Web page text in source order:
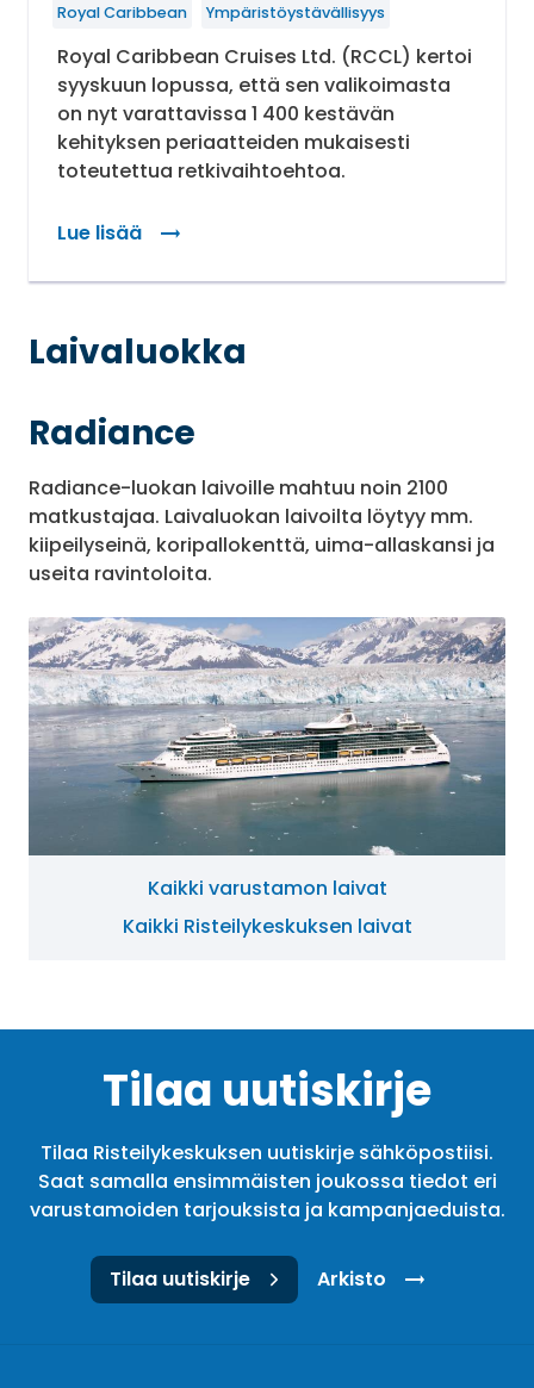
Royal Caribbean Ympäristöystävällisyys
Royal Caribbean Cruises Ltd. (RCCL) kertoi
syyskuun lopussa, että sen valikoimasta
on nyt varattavissa 1 400 kestävän
kehityksen periaatteiden mukaisesti
toteutettua retkivaihtoehtoa.
Lue lisää
: Royal Caribbean sitoutunut kestävään
Laivaluokka
Radiance
Radiance-luokan laivoille mahtuu noin 2100
matkustajaa. Laivaluokan laivoilta löytyy mm.
kiipeilyseinä, koripallokenttä, uima-allaskansi ja
useita ravintoloita.
Kaikki varustamon laivat
Kaikki Risteilykeskuksen laivat
Tilaa uutiskirje
Tilaa Risteilykeskuksen uutiskirje sähköpostiisi.
Saat samalla ensimmäisten joukossa tiedot eri
varustamoiden tarjouksista ja kampanjaeduista.
Tilaa uutiskirje Arkisto